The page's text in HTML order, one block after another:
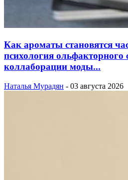
Как ароматы становятся
психология ольфакторного
коллаборации моды...
Наталья Мурадян - 03 августа 2026